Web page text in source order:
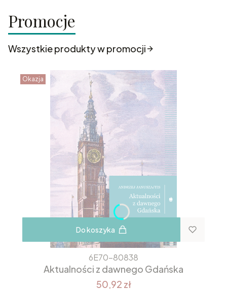
Promocje
Wszystkie produkty w promocji
Okazja
Do koszyka
6E70-80838
Aktualności z dawnego Gdańska
50,92 zł